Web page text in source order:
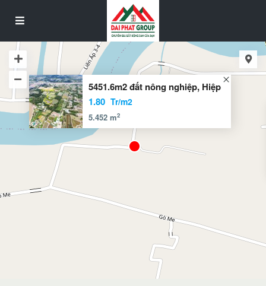
5451.6m2 đất nông nghiệp, Hiệp
1.80 Tr/m2
5.452 m2